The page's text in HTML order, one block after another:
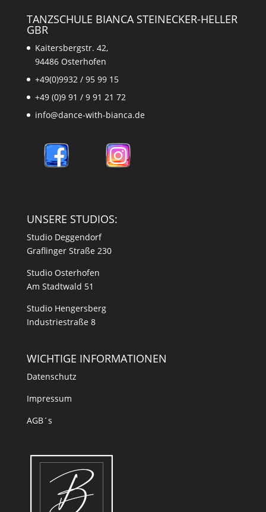
TANZSCHULE BIANCA STEINECKER-HELLER
GBR
Kaitersbergstr. 42,
94486 Osterhofen
+49(0)9932 / 95 99 15
+49 (0)9 91 / 9 91 21 72
info@dance-with-bianca.de
UNSERE STUDIOS:
Studio Deggendorf
Graflinger Straße 230
Studio Osterhofen
Am Stadtwald 51
Studio Hengersberg
Industriestraße 8
WICHTIGE INFORMATIONEN
Datenschutz
Impressum
AGB´s